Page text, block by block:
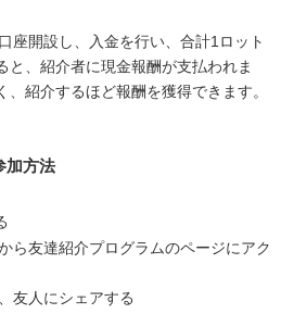
座開設し、入金を行い、合計1ロット
と、紹介者に現金報酬が支払われま
紹介するほど報酬を獲得できます。
加方法
ら友達紹介プログラムのページにアク
友人にシェアする